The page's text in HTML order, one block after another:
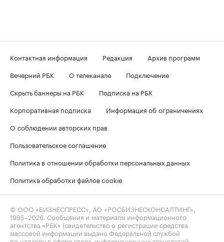
Контактная информация Редакция
Архив программ
Вечерний РБК
О телеканале
Подключение
Скрыть баннеры на РБК
Подписка на РБК
Корпоративная подписка
Информация об ограничениях
О соблюдении авторских прав
Пользовательское соглашение
Политика в отношении обработки персональных данных
Политика обработки файлов cookie
© ООО «БИЗНЕСПРЕСС», АО «РОСБИЗНЕСКОНСАЛТИНГ»,
1995–2026 . Сообщения и материалы информационного
агентства «РБК» (свидетельство о регистрации средства
массовой информации выдано Федеральной службой